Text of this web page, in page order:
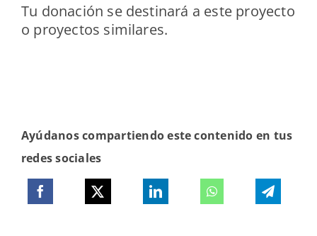
Tu donación se destinará a este proyecto
o proyectos similares.
Ayúdanos compartiendo este contenido en tus
redes sociales